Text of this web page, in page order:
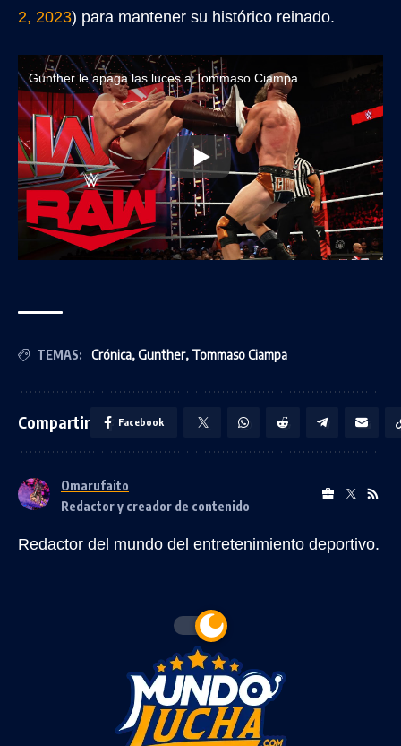
2, 2023) para mantener su histórico reinado.
Gunther le apaga las luces a Tommaso Ciampa
TEMAS: Crónica,Gunther, Tommaso Ciampa
Compartir Facebook
Omarufaito
Redactor y creador de contenido
Redactor del mundo del entretenimiento deportivo.